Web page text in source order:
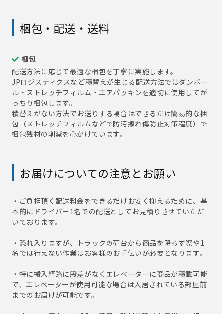
梱包・配送・送料
梱包
配送方法に応じて最適な梱包を丁寧に実施します。
JPロジスティクスなど積替えが生じる配送方法ではダンボー
ル・ストレッチフィルム・エアパッキンを適切に使用してが
っちり梱包します。
積替えがない方法でお送りする場合はできるだけ簡易的な梱
包（ストレッチフィルムなどで防汚擦れ傷防止対策程度）で
梱包残材の削減を心がけています。
お届けについての注意とお願い
・ご負担頂く配送料金をできるだけお安く抑えるために、基
本的にドライバー1名での配送としてお見積りさせていただ
いております。
・恐れ入りますが、トラックの荷台から商品を降ろす際や1
名では行えない作業はお客様のお手伝いが必要となります。
・特に搬入経路に段差がなくエレベーターに商品が積載可能
で、エレベーターが使用可能な場合は入居されている部屋前
までのお届けが可能です。